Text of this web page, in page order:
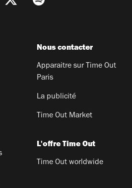
Nous contacter
Apparaitre sur Time Out
Paris
La publicité
Time Out Market
L'offre Time Out
Time Out worldwide